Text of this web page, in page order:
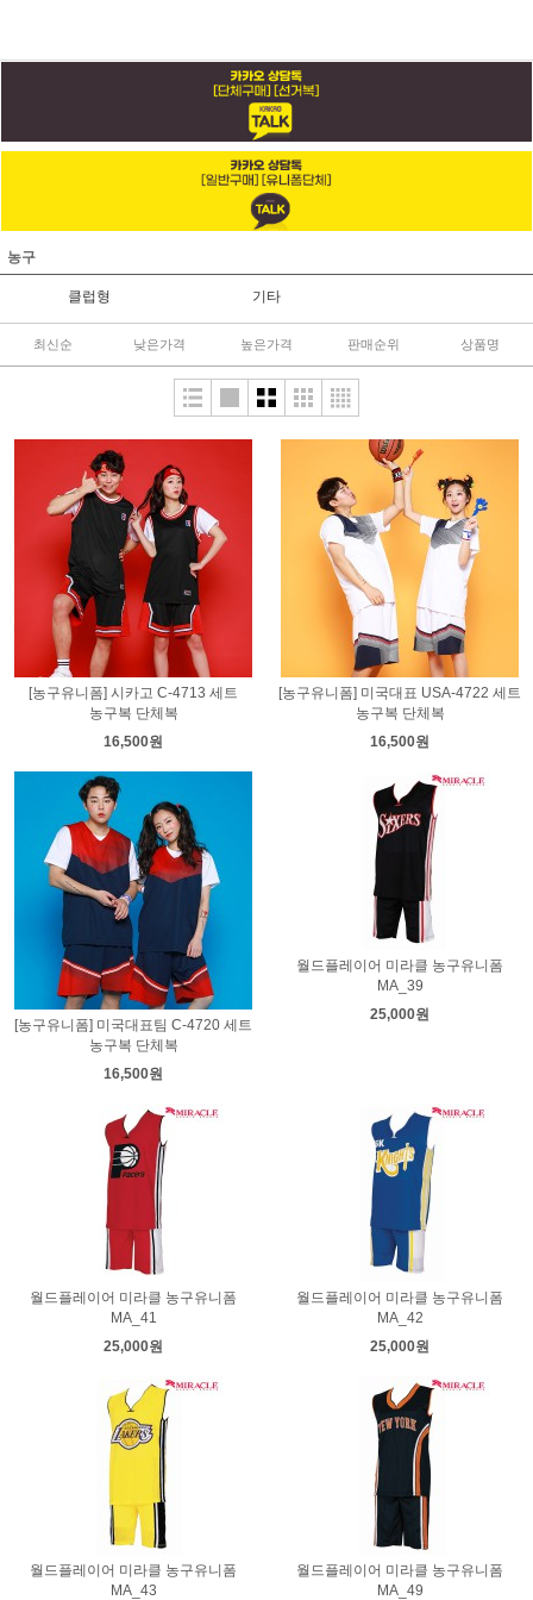
농구
클럽형 기타
최신순 낮은가격 높은가격 판매순위 상품명
[농구유니폼] 시카고 C-4713 세트
농구복 단체복
16,500원
[농구유니폼] 미국대표 USA-4722 세트
농구복 단체복
16,500원
[농구유니폼] 미국대표팀 C-4720 세트
농구복 단체복
16,500원
월드플레이어 미라클 농구유니폼
MA_39
25,000원
월드플레이어 미라클 농구유니폼
MA_41
25,000원
월드플레이어 미라클 농구유니폼
MA_42
25,000원
월드플레이어 미라클 농구유니폼
MA_43
월드플레이어 미라클 농구유니폼
MA_49